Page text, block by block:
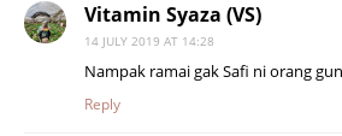
Vitamin Syaza (VS)
14 JULY 2019 AT 14:28
Nampak ramai gak Safi ni orang
Reply